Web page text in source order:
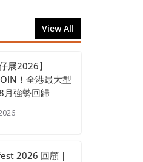
View All
展2026】
！全港最大型
月強勢回歸
2026 回顧｜